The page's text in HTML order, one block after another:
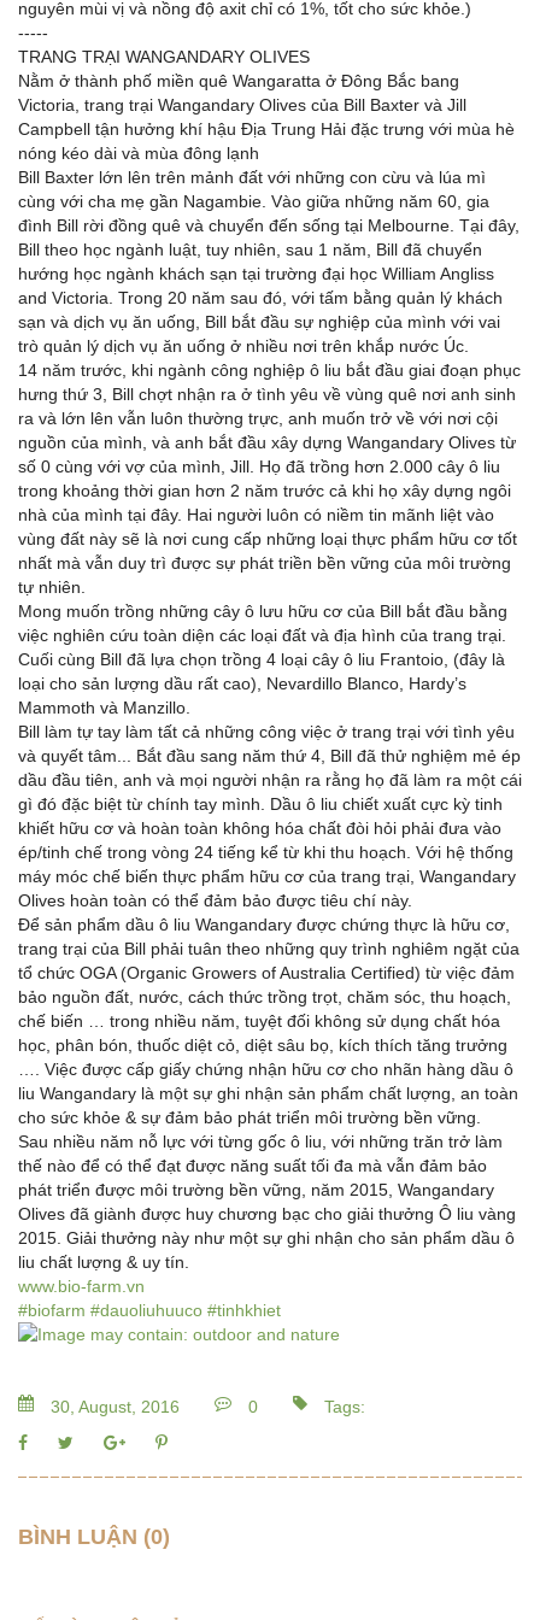
nguyên mùi vị và nồng độ axit chỉ có 1%, tốt cho sức khỏe.)
-----
TRANG TRẠI WANGANDARY OLIVES
Nằm ở thành phố miền quê Wangaratta ở Đông Bắc bang
Victoria, trang trại Wangandary Olives của Bill Baxter và Jill
Campbell tận hưởng khí hậu Địa Trung Hải đặc trưng với mùa hè
nóng kéo dài và mùa đông lạnh
Bill Baxter lớn lên trên mảnh đất với những con cừu và lúa mì
cùng với cha mẹ gần Nagambie. Vào giữa những năm 60, gia
đình Bill rời đồng quê và chuyển đến sống tại Melbourne. Tại đây,
Bill theo học ngành luật, tuy nhiên, sau 1 năm, Bill đã chuyển
hướng học ngành khách sạn tại trường đại học William Angliss
and Victoria. Trong 20 năm sau đó, với tấm bằng quản lý khách
sạn và dịch vụ ăn uống, Bill bắt đầu sự nghiệp của mình với vai
trò quản lý dịch vụ ăn uống ở nhiều nơi trên khắp nước Úc.
14 năm trước, khi ngành công nghiệp ô liu bắt đầu giai đoạn phục
hưng thứ 3, Bill chợt nhận ra ở tình yêu về vùng quê nơi anh sinh
ra và lớn lên vẫn luôn thường trực, anh muốn trở về với nơi cội
nguồn của mình, và anh bắt đầu xây dựng Wangandary Olives từ
số 0 cùng với vợ của mình, Jill. Họ đã trồng hơn 2.000 cây ô liu
trong khoảng thời gian hơn 2 năm trước cả khi họ xây dựng ngôi
nhà của mình tại đây. Hai người luôn có niềm tin mãnh liệt vào
vùng đất này sẽ là nơi cung cấp những loại thực phẩm hữu cơ tốt
nhất mà vẫn duy trì được sự phát triền bền vững của môi trường
tự nhiên.
Mong muốn trồng những cây ô lưu hữu cơ của Bill bắt đầu bằng
việc nghiên cứu toàn diện các loại đất và địa hình của trang trại.
Cuối cùng Bill đã lựa chọn trồng 4 loại cây ô liu Frantoio, (đây là
loại cho sản lượng dầu rất cao), Nevardillo Blanco, Hardy’s
Mammoth và Manzillo.
Bill làm tự tay làm tất cả những công việc ở trang trại với tình yêu
và quyết tâm... Bắt đầu sang năm thứ 4, Bill đã thử nghiệm mẻ ép
dầu đầu tiên, anh và mọi người nhận ra rằng họ đã làm ra một cái
gì đó đặc biệt từ chính tay mình. Dầu ô liu chiết xuất cực kỳ tinh
khiết hữu cơ và hoàn toàn không hóa chất đòi hỏi phải đưa vào
ép/tinh chế trong vòng 24 tiếng kể từ khi thu hoạch. Với hệ thống
máy móc chế biến thực phẩm hữu cơ của trang trại, Wangandary
Olives hoàn toàn có thể đảm bảo được tiêu chí này.
Để sản phẩm dầu ô liu Wangandary được chứng thực là hữu cơ,
trang trại của Bill phải tuân theo những quy trình nghiêm ngặt của
tổ chức OGA (Organic Growers of Australia Certified) từ việc đảm
bảo nguồn đất, nước, cách thức trồng trọt, chăm sóc, thu hoạch,
chế biến … trong nhiều năm, tuyệt đối không sử dụng chất hóa
học, phân bón, thuốc diệt cỏ, diệt sâu bọ, kích thích tăng trưởng
…. Việc được cấp giấy chứng nhận hữu cơ cho nhãn hàng dầu ô
liu Wangandary là một sự ghi nhận sản phẩm chất lượng, an toàn
cho sức khỏe & sự đảm bảo phát triển môi trường bền vững.
Sau nhiều năm nỗ lực với từng gốc ô liu, với những trăn trở làm
thế nào để có thể đạt được năng suất tối đa mà vẫn đảm bảo
phát triển được môi trường bền vững, năm 2015, Wangandary
Olives đã giành được huy chương bạc cho giải thưởng Ô liu vàng
2015. Giải thưởng này như một sự ghi nhận cho sản phẩm dầu ô
liu chất lượng & uy tín.
www.bio-farm.vn
#biofarm #dauoliuhuuco #tinhkhiet
30, August, 2016 0 Tags:
BÌNH LUẬN (0)